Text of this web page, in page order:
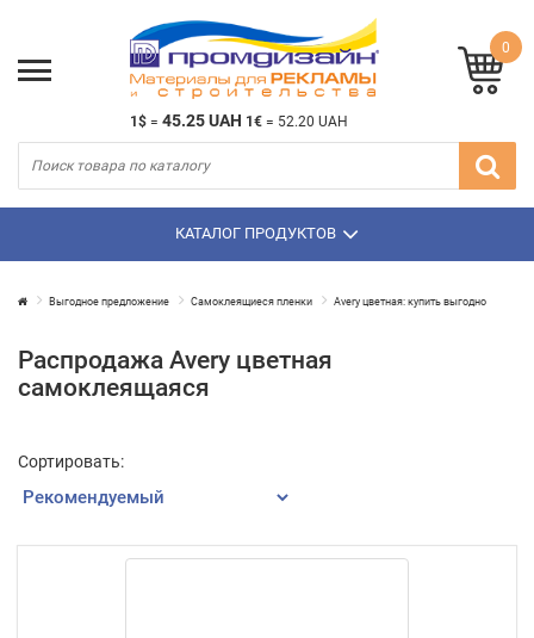
1$ = 45.25 UAH 1€ = 52.20 UAH
0
КАТАЛОГ ПРОДУКТОВ
Выгодное предложение Самоклеящиеся пленки Avery цветная: купить выгодно
Распродажа Avery цветная
самоклеящаяся
Сортировать: